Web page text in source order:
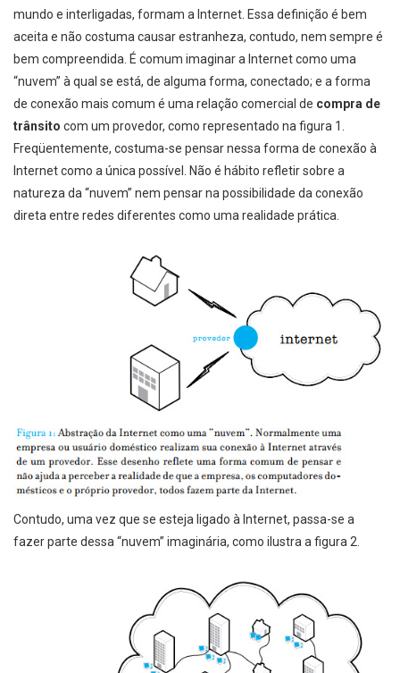
mundo e interligadas, formam a Internet. Essa definição é bem
aceita e não costuma causar estranheza, contudo, nem sempre é
bem compreendida. É comum imaginar a Internet como uma
“nuvem” à qual se está, de alguma forma, conectado; e a forma
de conexão mais comum é uma relação comercial de compra de
trânsito com um provedor, como representado na figura 1.
Freqüentemente, costuma-se pensar nessa forma de conexão à
Internet como a única possível. Não é hábito refletir sobre a
natureza da “nuvem” nem pensar na possibilidade da conexão
direta entre redes diferentes como uma realidade prática.
Contudo, uma vez que se esteja ligado à Internet, passa-se a
fazer parte dessa “nuvem” imaginária, como ilustra a figura 2.